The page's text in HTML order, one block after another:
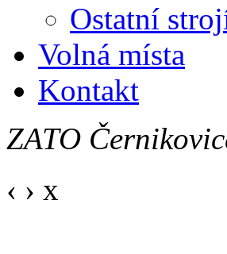
Ostatní
Volná místa
Kontakt
ZATO
‹ › x